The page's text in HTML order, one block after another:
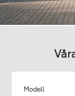
Modell